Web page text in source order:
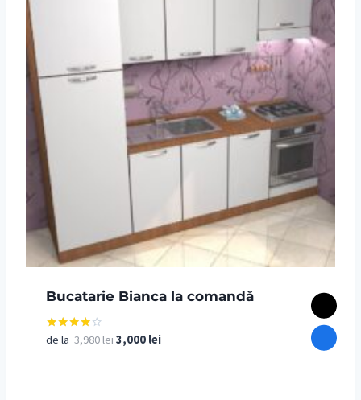
Bucatarie Bianca la comandă
Evaluat
de la3,980leiPrețul
3,000 leiPrețul